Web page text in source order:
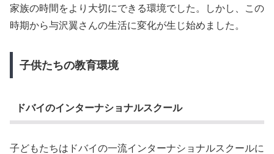
家族の時間をより大切にできる環境でした。しかし、この
時期から与沢翼さんの生活に変化が生じ始めました。
子供たちの教育環境
ドバイのインターナショナルスクール
子どもたちはドバイの一流インターナショナルスクールに